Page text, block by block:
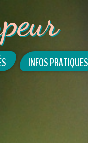
INFOS PRATIQUES